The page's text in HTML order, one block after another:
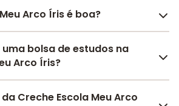
Arco Íris é boa?
Arco Íris é bem avaliada por
da escola, com uma
de5.0emparticipação
bolsa de estudos na
Arco Íris?
descontos para a Creche
Creche Escola Meu Arco